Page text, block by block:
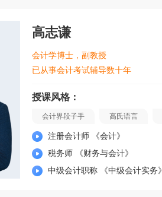
高志谦
会计学博士，副教授
已从事会计考试辅导数十年
授课风格：
会计界段子手 高氏语言
注册会计师 《会计》
税务师 《财务与会计》
中级会计职称 《中级会计实务》